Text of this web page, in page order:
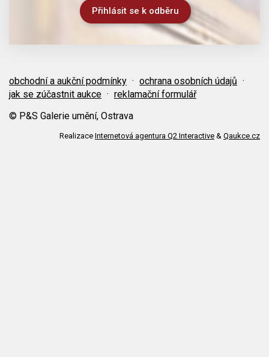
obchodní a aukční podmínky · ochrana osobních údajů ·
jak se zúčastnit aukce · reklamační formulář
© P&S Galerie umění, Ostrava
Realizace Internetová agentura Q2 Interactive & Qaukce.cz